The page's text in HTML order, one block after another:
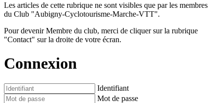
Les articles de cette rubrique ne sont visibles que par les membres
du Club "Aubigny-Cyclotourisme-Marche-VTT".
Pour devenir Membre du club, merci de cliquer sur la rubrique
"Contact" sur la droite de votre écran.
Connexion
Identifiant
Mot de passe